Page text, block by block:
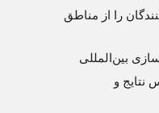
را از مناطق
بین‌المللی
نتایج و